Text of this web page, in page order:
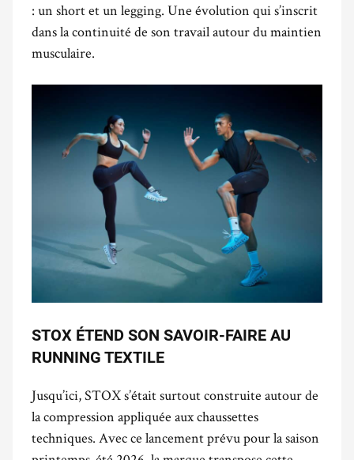
: un short et un legging. Une évolution qui s’inscrit
dans la continuité de son travail autour du maintien
musculaire.
STOX ÉTEND SON SAVOIR-FAIRE AU
RUNNING TEXTILE
Jusqu’ici, STOX s’était surtout construite autour de
la compression appliquée aux chaussettes
techniques. Avec ce lancement prévu pour la saison